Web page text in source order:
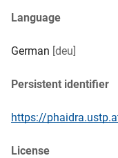
Language
German [deu]
Persistent identifier
https://
License